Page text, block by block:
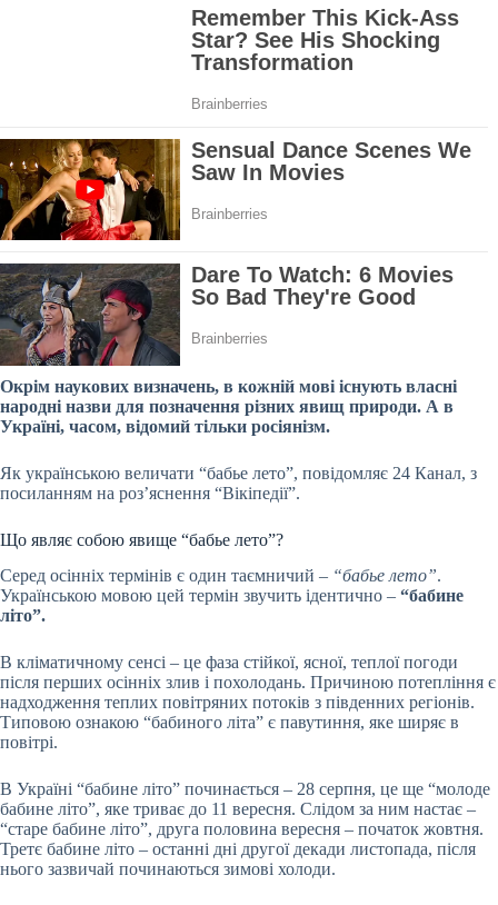
Окрім наукових визначень, в кожній мові існують власні
народні назви для позначення різних явищ природи. А в
Україні, часом, відомий тільки росіянізм.
Як українською величати “бабье лето”, повідомляє 24 Канал, з
посиланням на роз’яснення “Вікіпедії”.
Що являє собою явище “бабье лето”?
Серед осінніх термінів є один таємничий – “бабье лето”.
Українською мовою цей термін звучить ідентично – “бабине
літо”.
В кліматичному сенсі – це фаза стійкої, ясної, теплої погоди
після перших осінніх злив і похолодань. Причиною потепління є
надходження теплих повітряних потоків з південних регіонів.
Типовою ознакою “бабиного літа” є павутиння, яке ширяє в
повітрі.
В Україні “бабине літо” починається – 28 серпня, це ще “молоде
бабине літо”, яке триває до 11 вересня. Слідом за ним настає –
“старе бабине літо”, друга половина вересня – початок жовтня.
Третє бабине літо – останні дні другої декади листопада, після
нього зазвичай починаються зимові холоди.